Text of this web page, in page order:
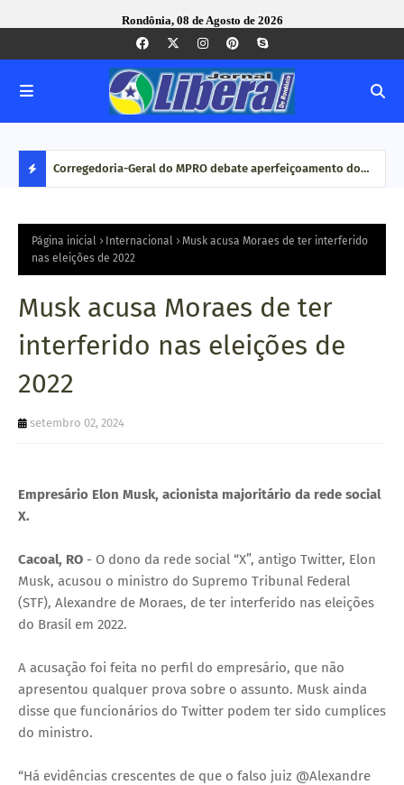
Rondônia, 08 de Agosto de 2026
S
T
Q
U
ação Corregedoria-Geral do MPRO debate aperfeiçoamento do
congresso nacional
Página inicial Internacional
Musk acusa Moraes de ter interferido
nas eleições de 2022
Musk acusa Moraes de ter
interferido nas eleições de
2022
setembro 02, 2024
Empresário Elon Musk, acionista majoritário da rede social
X.
Cacoal, RO - O dono da rede social “X”, antigo Twitter, Elon
Musk, acusou o ministro do Supremo Tribunal Federal
(STF), Alexandre de Moraes, de ter interferido nas eleições
do Brasil em 2022.
A acusação foi feita no perfil do empresário, que não
apresentou qualquer prova sobre o assunto. Musk ainda
disse que funcionários do Twitter podem ter sido cumplices
do ministro.
“Há evidências crescentes de que o falso juiz @Alexandre